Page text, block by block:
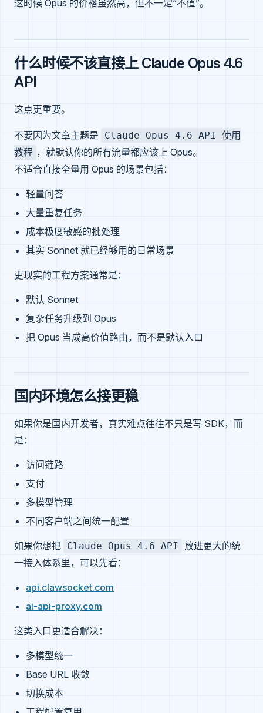
这时候 Opus 的价格虽然高，但不一定“不值”。
什么时候不该直接上 Claude Opus 4.6
API
这点更重要。
不要因为文章主题是
Claude Opus 4.6 API 使用
教程 ，就默认你的所有流量都应该上 Opus。
不适合直接全量用 Opus 的场景包括：
轻量问答
大量重复任务
成本极度敏感的批处理
其实 Sonnet 就已经够用的日常场景
更现实的工程方案通常是：
默认 Sonnet
复杂任务升级到 Opus
把 Opus 当成高价值路由，而不是默认入口
国内环境怎么接更稳
如果你是国内开发者，真实难点往往不只是写 SDK，而
是：
访问链路
支付
多模型管理
不同客户端之间统一配置
如果你想把 Claude Opus 4.6 API
放进更大的统
一接入体系里，可以先看：
api.clawsocket.com
ai-api-proxy.com
这类入口更适合解决：
多模型统一
Base URL 收敛
切换成本